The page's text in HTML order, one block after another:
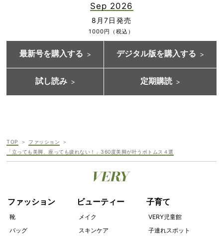
Sep 2026
8月7日発売
1000円（税込）
最新号を購入する デジタル版を購入する
試し読み 定期購読
TOP
ファッション
「立っても美脚、座っても疲れない！」360度美脚が叶うボトムス４選
ファッション
靴
バッグ
ビューティー
メイク
スキンケア
子育て
VERY児童館
子連れスポット